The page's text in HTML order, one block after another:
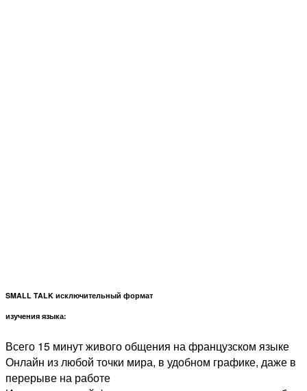
SMALL TALK исключительный формат
изучения языка:
Всего 15 минут живого общения на французском языке
Онлайн из любой точки мира, в удобном графике, даже в
перерыве на работе